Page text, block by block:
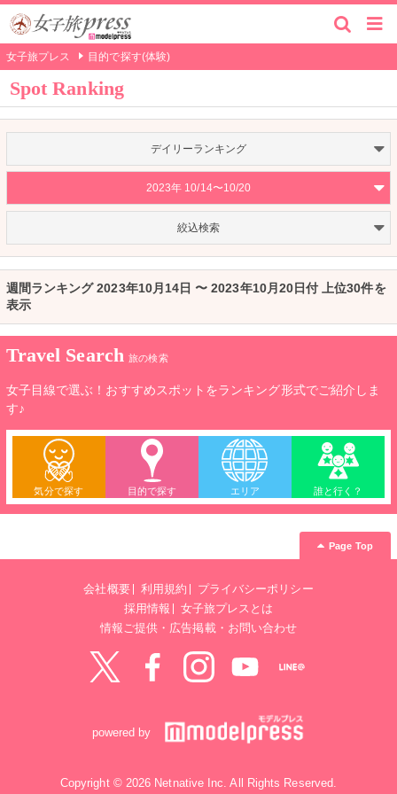
女子旅プレス 目的で探す(体験)
Spot Ranking
デイリーランキング
2023年 10/14〜10/20
絞込検索
週間ランキング 2023年10月14日 〜 2023年10月20日付 上位30件を
表示
Travel Search 旅の検索
女子目線で選ぶ！おすすめスポットをランキング形式でご紹介しま
す♪
気分で探す 目的で探す エリア 誰と行く？
Page Top
会社概要 利用規約
プライバシーポリシー
採用情報
女子旅プレスとは
情報ご提供・広告掲載・お問い合わせ
powered by
Copyright © 2026 Netnative Inc. All Rights Reserved.